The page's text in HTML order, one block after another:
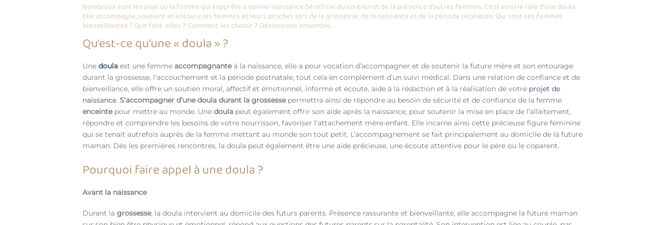
Nombreux sont les pays où la femme qui s’apprête à donner naissance bénéficie du soutien et de la présence d’autres femmes. C’est ainsi le rôle d’une doula.
Elle accompagne, soutient et entoure les femmes et leurs proches lors de la grossesse, de la naissance et de la période néonatale. Qui sont ses femmes
bienveillantes ? Que font-elles ? Comment les choisir ? Découvrons ensemble…
Qu’est-ce qu’une « doula » ?
Unedoula est une femmeaccompagnante à la naissance, elle a pour vocation d’accompagner et de soutenir la future mère et son entourage
durant la grossesse, l’accouchement et la période postnatale, tout cela en complément d’un suivi médical. Dans une relation de confiance et de
bienveillance, elle offre un soutien moral, affectif et émotionnel, informe et écoute, aide à la rédaction et à la réalisation de votre projet de
naissance.S’accompagner d’une doula durant la grossessepermettra ainsi de répondre au besoin de sécurité et de confiance de la femme
enceinte pour mettre au monde. Unedoula peut également offrir son aide après la naissance, pour soutenir la mise en place de l’allaitement,
répondre et comprendre les besoins de votre nourrisson, favoriser l’attachement mère-enfant. Elle incarne ainsi cette précieuse figure féminine
qui se tenait autrefois auprès de la femme mettant au monde son tout petit. L’accompagnement se fait principalement au domicile de la future
maman. Dès les premières rencontres, la doula peut également être une aide précieuse, une écoute attentive pour le père ou le coparent.
Pourquoi faire appel à une doula ?
Avant la naissance
Durant lagrossesse, la doula intervient au domicile des futurs parents. Présence rassurante et bienveillante, elle accompagne la future maman